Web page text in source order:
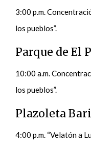
3:00 p.m.
los pueblos”.
Parque de El
10:00 a.m.
los pueblos”.
Plazoleta
4:00 p.m. “Velatón a